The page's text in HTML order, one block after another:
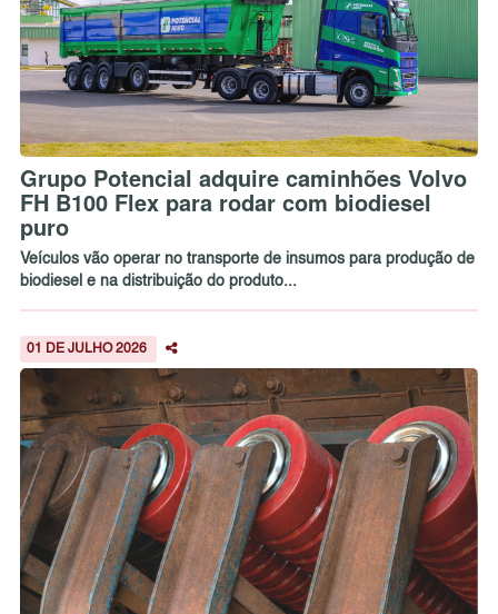
Grupo Potencial adquire caminhões Volvo
FH B100 Flex para rodar com biodiesel
puro
Veículos vão operar no transporte de insumos para produção de
biodiesel e na distribuição do produto...
01 DE JULHO 2026